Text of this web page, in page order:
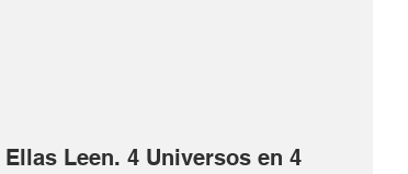
Ellas Leen. 4 Universos en 4